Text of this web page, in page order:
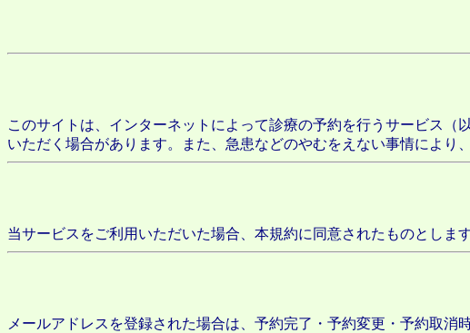
このサイトは、インターネットによって診療の予約を行うサービス
いただく場合があります。また、急患などのやむをえない事情により
当サービスをご利用いただいた場合、本規約に同意されたものとします
メールアドレスを登録された場合は、予約完了・予約変更・予約取